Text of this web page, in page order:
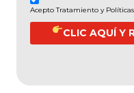
Acepto Tratamiento y
CLIC AQUÍ Y